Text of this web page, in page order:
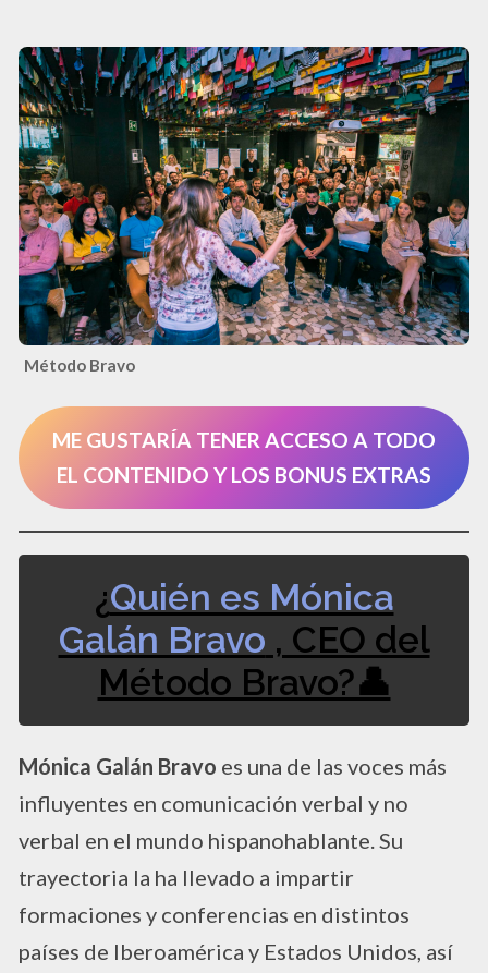
Método Bravo
ME GUSTARÍA TENER ACCESO A TODO
EL CONTENIDO Y LOS BONUS EXTRAS
¿Quién es Mónica
Galán Bravo , CEO del
Método Bravo?👤
Mónica Galán Bravo es una de las voces más
influyentes en comunicación verbal y no
verbal en el mundo hispanohablante. Su
trayectoria la ha llevado a impartir
formaciones y conferencias en distintos
países de Iberoamérica y Estados Unidos, así